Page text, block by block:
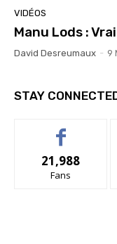
VIDÉOS
Manu Lods :
David Desreumaux - 9
STAY
21,988
Fans